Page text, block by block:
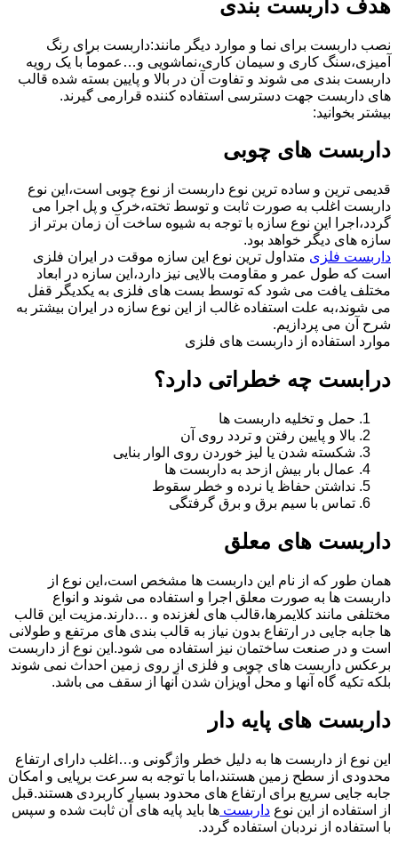
هدف داربست بندی
نصب داربست برای نما و موارد دیگر مانند:داربست برای رنگ
آمیزی،سنگ کاری و سیمان کاری،نماشویی و…عموماً با یک رویه
داربست بندی می شوند و تفاوت آن در بالا و پایین بسته شده قالب
های داربست جهت دسترسی استفاده کننده قرارمی گیرند.
بیشتر بخوانید:
داربست های چوبی
قدیمی ترین و ساده ترین نوع داربست از نوع چوبی است،این نوع
داربست اغلب به صورت ثابت و توسط تخته،خرک و پل اجرا می
گردد،اجرا این نوع سازه با توجه به شیوه ساخت آن زمان برتر از
سازه های دیگر خواهد بود.
داربست فلزی متداول ترین نوع این سازه موقت در ایران فلزی
است که طول عمر و مقاومت بالایی نیز دارد،این سازه در ابعاد
مختلف یافت می شود که توسط بست های فلزی به یکدیگر قفل
می شوند،به علت استفاده غالب از این نوع سازه در ایران بیشتر به
شرح آن می پردازیم.
موارد استفاده از داربست های فلزی
درابست چه خطراتی دارد؟
حمل و تخلیه داربست ها
بالا و پایین رفتن و تردد روی آن
شکسته شدن یا لیز خوردن روی الوار بنایی
عمال بار بیش ازحد به داربست ها
نداشتن حفاظ یا نرده و خطر سقوط
تماس با سیم برق و برق گرفتگی
داربست های معلق
همان طور که از نام این داربست ها مشخص است،این نوع از
داربست ها به صورت معلق اجرا و استفاده می شوند و انواع
مختلفی مانند کلایمرها،قالب های لغزنده و …دارند.مزیت این قالب
ها جابه جایی در ارتفاع بدون نیاز به قالب بندی های مرتفع و طولانی
است و در صنعت ساختمان نیز استفاده می شود.این نوع از داربست
برعکس داربست های چوبی و فلزی از روی زمین احداث نمی شوند
بلکه تکیه گاه آنها و محل آویزان شدن آنها از سقف می باشد.
داربست های پایه دار
این نوع از داربست ها به دلیل خطر واژگونی و…اغلب دارای ارتفاع
محدودی از سطح زمین هستند،اما با توجه به سرعت برپایی و امکان
جابه جایی سریع برای ارتفاع های محدود بسیار کاربردی هستند.قبل
از استفاده از این نوع داربست ها باید پایه های آن ثابت شده و سپس
با استفاده از نردبان استفاده گردد.